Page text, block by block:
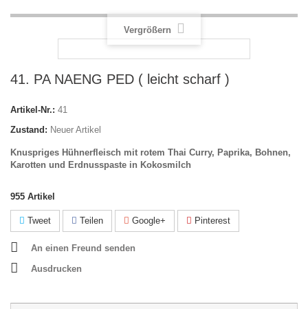
Vergrößern
41. PA NAENG PED ( leicht scharf )
Artikel-Nr.: 41
Zustand: Neuer Artikel
Knuspriges Hühnerfleisch mit rotem Thai Curry, Paprika, Bohnen,
Karotten und Erdnusspaste in Kokosmilch
955 Artikel
Tweet Teilen Google+ Pinterest
An einen Freund senden
Ausdrucken